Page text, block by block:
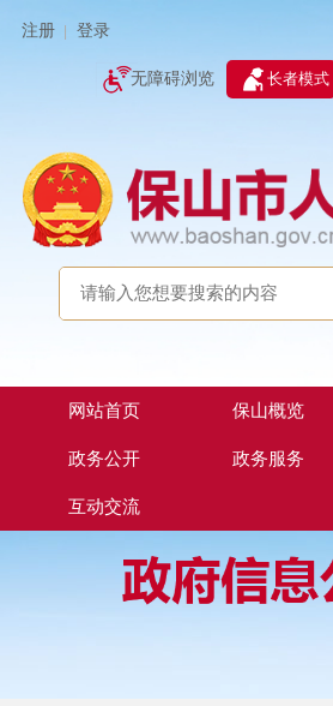
注册 登录
无障碍浏览 长者模式
网站首页 保山概览
政务公开 政务服务
互动交流